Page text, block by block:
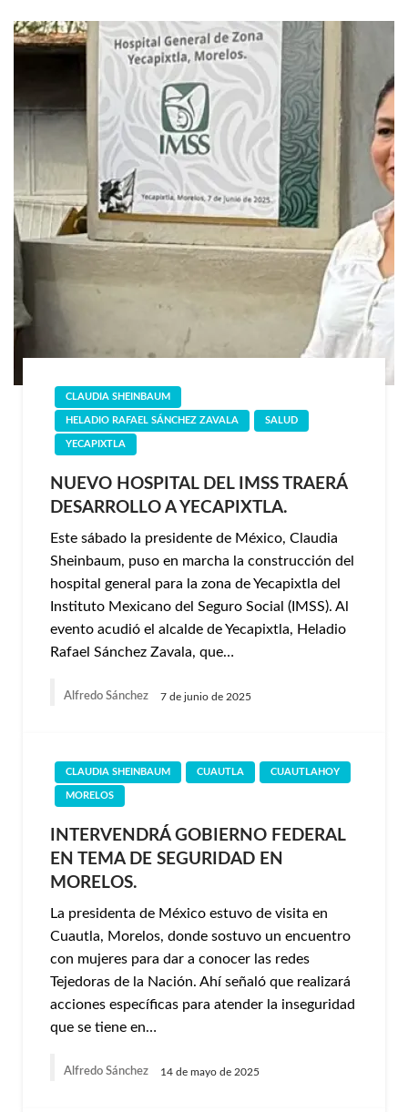
CLAUDIA SHEINBAUM
HELADIO RAFAEL SÁNCHEZ ZAVALA SALUD
YECAPIXTLA
NUEVO HOSPITAL DEL IMSS TRAERÁ
DESARROLLO A YECAPIXTLA.
Este sábado la presidente de México, Claudia
Sheinbaum, puso en marcha la construcción del
hospital general para la zona de Yecapixtla del
Instituto Mexicano del Seguro Social (IMSS). Al
evento acudió el alcalde de Yecapixtla, Heladio
Rafael Sánchez Zavala, que…
Alfredo Sánchez 7 de junio de 2025
CLAUDIA SHEINBAUM CUAUTLA CUAUTLAHOY
MORELOS
INTERVENDRÁ GOBIERNO FEDERAL
EN TEMA DE SEGURIDAD EN
MORELOS.
La presidenta de México estuvo de visita en
Cuautla, Morelos, donde sostuvo un encuentro
con mujeres para dar a conocer las redes
Tejedoras de la Nación. Ahí señaló que realizará
acciones específicas para atender la inseguridad
que se tiene en…
Alfredo Sánchez 14 de mayo de 2025